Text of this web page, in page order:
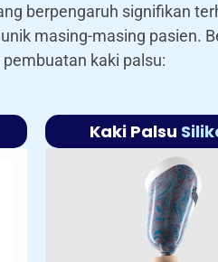
berpengaruh signifikan
masing-masing pasien.
kaki palsu:
Kaki Palsu